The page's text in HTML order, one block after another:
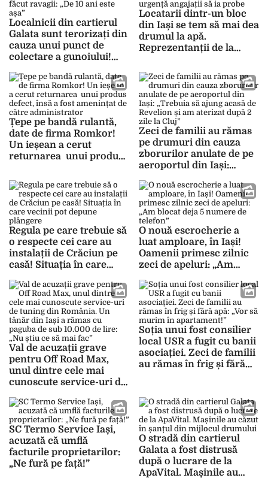
Localnicii din cartierul
Galata sunt terorizați din
cauza unui punct de
colectare a gunoiului!
ravagii: „De 10 ani este
așa”
Locatarii dintr-un bloc
din Iași se tem să mai dea
drumul la apă.
Reprezentanții de la
urgență angajații să ia
probe
Țepe pe bandă rulantă,
date de firma Romkor!
Un ieșean a cerut
returnarea unui produs
amenințat de către
administrator
Zeci de familii au rămas
pe drumuri din cauza
zborurilor anulate de pe
aeroportul din Iași:
de Revelion și am
aterizat după 2 zile la
Cluj”
Regula pe care trebuie să
o respecte cei care au
instalații de Crăciun pe
casă! Situația în care
plângere
O nouă escrocherie a
luat amploare, în Iași!
Oamenii primesc zilnic
zeci de apeluri: „Am
telefon”
Val de acuzații grave
pentru Off Road Max,
unul dintre cele mai
cunoscute service-uri de
tânăr din Iași a rămas cu
paguba de sub 10.000 de
lire: „Nu știu ce să mai
fac”
Soția unui fost consilier
local USR a fugit cu banii
asociației. Zeci de familii
au rămas în frig și fără
SC Termo Service Iași,
acuzată că umflă
facturile proprietarilor:
„Ne fură pe față!”
O stradă din cartierul
Galata a fost distrusă
după o lucrare de la
ApaVital. Mașinile au